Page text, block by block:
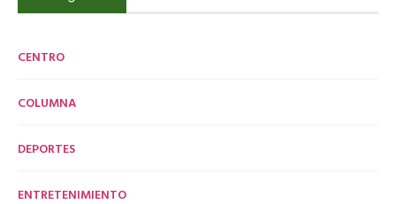
CENTRO
COLUMNA
DEPORTES
ENTRETENIMIENTO